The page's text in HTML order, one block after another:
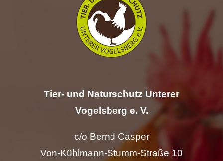
Tier- und Naturschutz Unterer
Vogelsberg e. V.
c/o Bernd Casper
Von-Kühlmann-Stumm-Straße 10